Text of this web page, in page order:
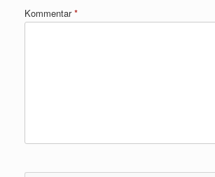
Kommentar*